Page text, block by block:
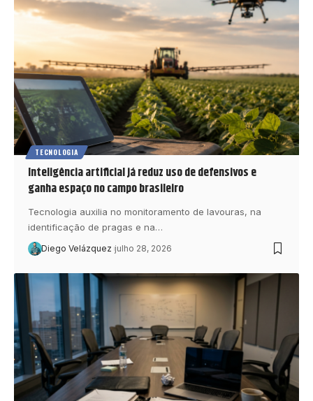
TECNOLOGIA
Inteligência artificial já reduz uso de defensivos e
ganha espaço no campo brasileiro
Tecnologia auxilia no monitoramento de lavouras, na
identificação de pragas e na…
Diego Velázquez julho 28, 2026